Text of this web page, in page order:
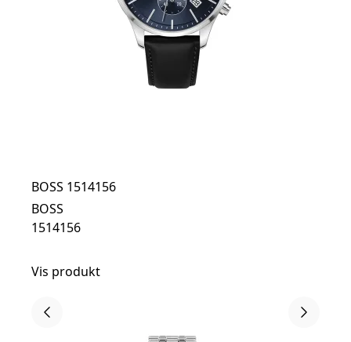
BOSS 1514156
BOSS
1514156
Vis produkt